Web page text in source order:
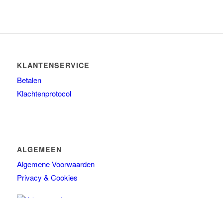
KLANTENSERVICE
Betalen
Klachtenprotocol
ALGEMEEN
Algemene Voorwaarden
Privacy & Cookies